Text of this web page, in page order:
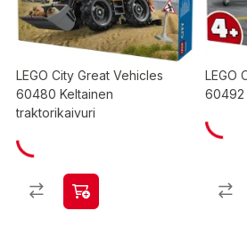
LEGO City Great Vehicles
60480 Keltainen
traktorikaivuri
LEGO
60492